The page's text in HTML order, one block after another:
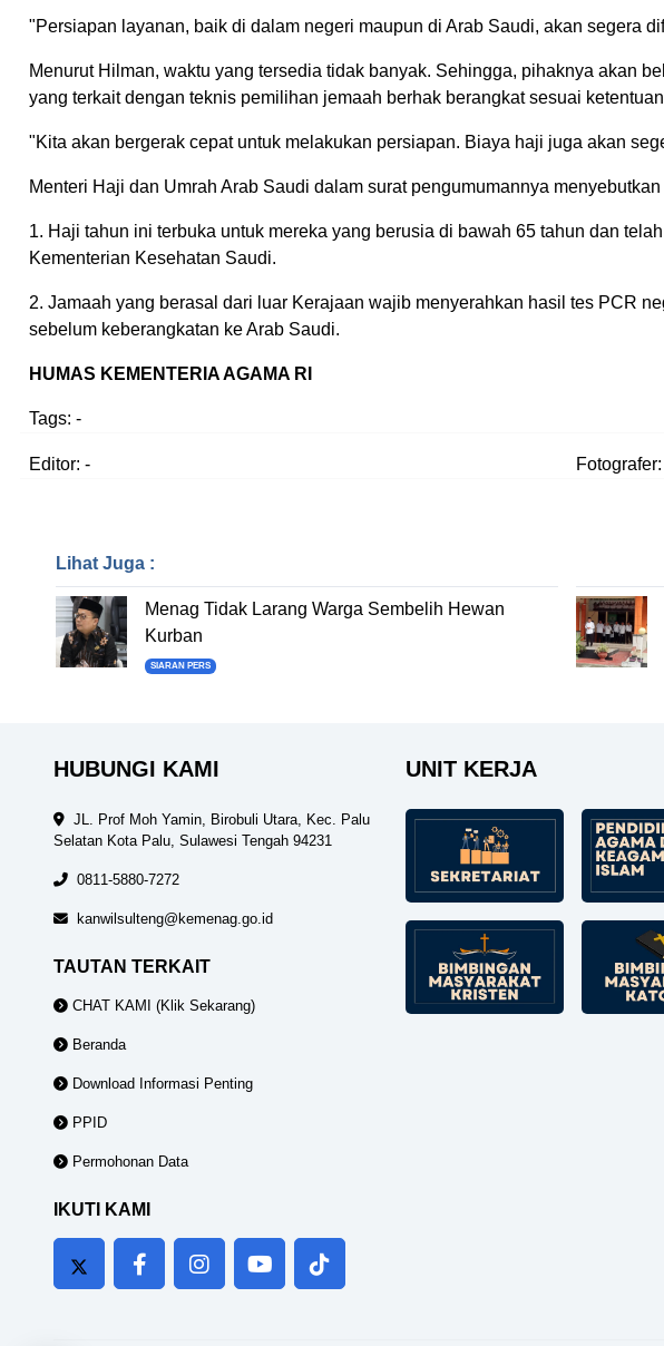
"Persiapan layanan, baik di dalam negeri maupun di Arab Saudi, akan segera
Menurut Hilman, waktu yang tersedia tidak banyak. Sehingga, pihaknya akan
yang terkait dengan teknis pemilihan jemaah berhak berangkat sesuai
"Kita akan bergerak cepat untuk melakukan persiapan. Biaya haji juga akan
Menteri Haji dan Umrah Arab Saudi dalam surat pengumumannya
1. Haji tahun ini terbuka untuk mereka yang berusia di bawah 65 tahun dan
Kementerian Kesehatan Saudi.
2. Jamaah yang berasal dari luar Kerajaan wajib menyerahkan hasil tes PCR
sebelum keberangkatan ke Arab Saudi.
HUMAS KEMENTERIA AGAMA RI
Tags: -
Editor: - Fotografer:
Lihat Juga :
Menag Tidak Larang Warga Sembelih Hewan
Kurban
SIARAN PERS
HUBUNGI KAMI
JL. Prof Moh Yamin, Birobuli Utara, Kec. Palu
Selatan Kota Palu, Sulawesi Tengah 94231
0811-5880-7272
kanwilsulteng@kemenag.go.id
TAUTAN TERKAIT
CHAT KAMI (Klik Sekarang)
Beranda
Download Informasi Penting
PPID
Permohonan Data
IKUTI KAMI
UNIT KERJA